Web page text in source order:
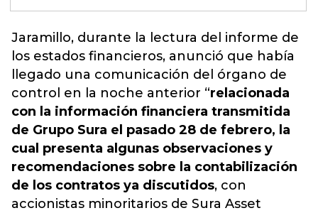
Jaramillo, durante la lectura del informe de
los estados financieros, anunció que había
llegado una comunicación del órgano de
control en la noche anterior “relacionada
con la información financiera transmitida
de Grupo Sura el pasado 28 de febrero, la
cual presenta algunas observaciones y
recomendaciones sobre la contabilización
de los contratos ya discutidos, con
accionistas minoritarios de Sura Asset